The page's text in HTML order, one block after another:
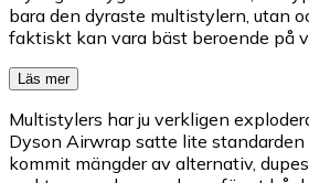
bara den dyraste multistylern, utan
faktiskt kan vara bäst beroende på
Läs mer
Multistylers har ju verkligen
Dyson Airwrap satte lite
kommit mängder av alternativ,